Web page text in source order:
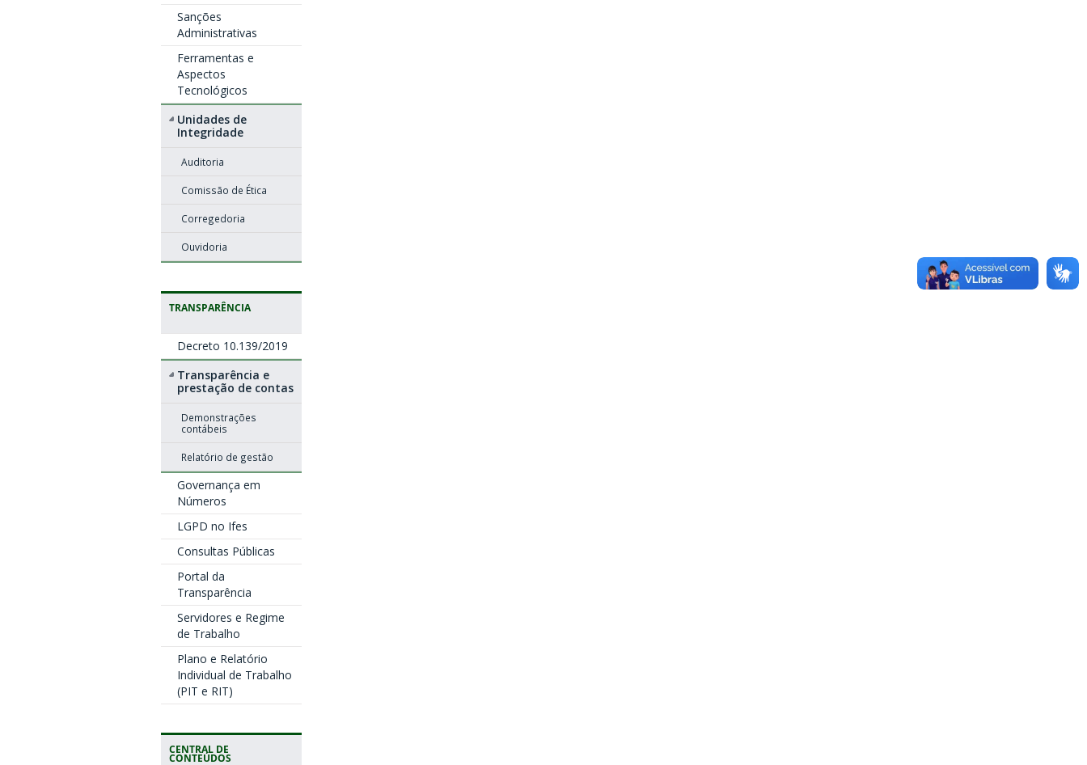
Sanções
Administrativas
Ferramentas e
Aspectos
Tecnológicos
Unidades de
Integridade
Auditoria
Comissão de Ética
Corregedoria
Ouvidoria
TRANSPARÊNCIA
Decreto 10.139/2019
Transparência e
prestação de contas
Demonstrações
contábeis
Relatório de gestão
Governança em
Números
LGPD no Ifes
Consultas Públicas
Portal da
Transparência
Servidores e Regime
de Trabalho
Plano e Relatório
Individual de Trabalho
(PIT e RIT)
CENTRAL DE
CONTEÚDOS